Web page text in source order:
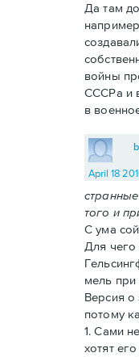
Да там
войны
СССРа и
в
April 18
того и
С ума
Для чего
мель при
Версия о
потому
1. Сами
хотят